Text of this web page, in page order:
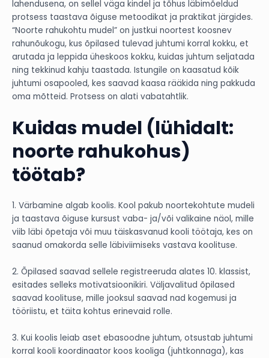
lahendusena, on sellel väga kindel ja tõhus läbimõeldud
protsess taastava õiguse metoodikat ja praktikat järgides.
“Noorte rahukohtu mudel” on justkui noortest koosnev
rahunõukogu, kus õpilased tulevad juhtumi korral kokku, et
arutada ja leppida üheskoos kokku, kuidas juhtum seljatada
ning tekkinud kahju taastada. Istungile on kaasatud kõik
juhtumi osapooled, kes saavad kaasa rääkida ning pakkuda
oma mõtteid. Protsess on alati vabatahtlik.
Kuidas mudel (lühidalt:
noorte rahukohus)
töötab?
1. Värbamine algab koolis. Kool pakub noortekohtute mudeli
ja taastava õiguse kursust vaba- ja/või valikaine näol, mille
viib läbi õpetaja või muu täiskasvanud kooli töötaja, kes on
saanud omakorda selle läbiviimiseks vastava koolituse.
2. Õpilased saavad sellele registreeruda alates 10. klassist,
esitades selleks motivatsioonikiri. Väljavalitud õpilased
saavad koolituse, mille jooksul saavad nad kogemusi ja
tööriistu, et täita kohtus erinevaid rolle.
3. Kui koolis leiab aset ebasoodne juhtum, otsustab juhtumi
korral kooli koordinaator koos kooliga (juhtkonnaga), kas